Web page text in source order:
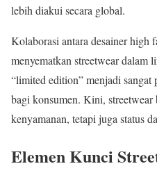
lebih diakui secara global.
Kolaborasi antara desainer high
menyematkan streetwear
“limited edition” menjadi
bagi konsumen. Kini, streetwear
kenyamanan, tetapi juga status
Elemen Kunci